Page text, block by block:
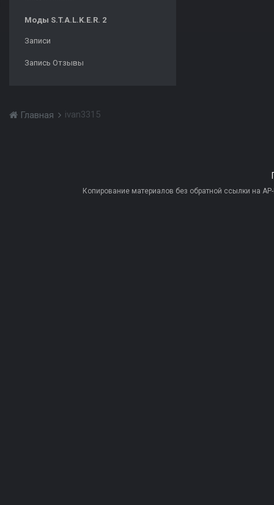
Моды S.T.A.L.K.E.R. 2
Записи
Запись Отзывы
Главная ivan3315
Копирование материалов без обратной ссылки на